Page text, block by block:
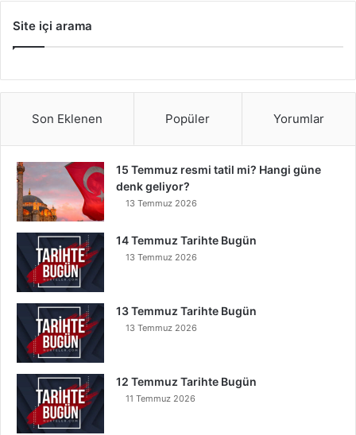
Site içi arama
Son Eklenen Popüler Yorumlar
15 Temmuz resmi tatil mi? Hangi güne
denk geliyor?
13 Temmuz 2026
14 Temmuz Tarihte Bugün
13 Temmuz 2026
13 Temmuz Tarihte Bugün
13 Temmuz 2026
12 Temmuz Tarihte Bugün
11 Temmuz 2026